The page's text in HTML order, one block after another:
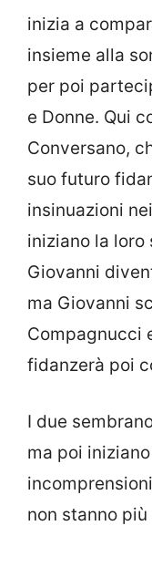
inizia a
insieme alla
per poi
e Donne. Qui
Conversano,
suo futuro
insinuazioni
iniziano la loro
Giovanni
ma Giovanni
Compagnucci
fidanzerà poi
I due
ma poi
non stanno